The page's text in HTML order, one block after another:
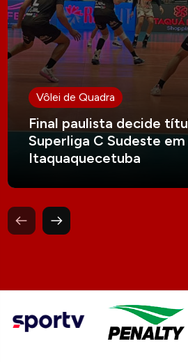
Vôlei de Quadra
Final paulista decide
Superliga C Sudeste em
Itaquaquecetuba